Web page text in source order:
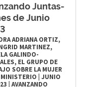
Juntas-
de Junio
ADRIANA ORTIZ,
MARTINEZ,
GALINDO-
EL GRUPO DE
SOBRE LA MUJER
MINISTERIO |JUNIO
|AVANZANDO